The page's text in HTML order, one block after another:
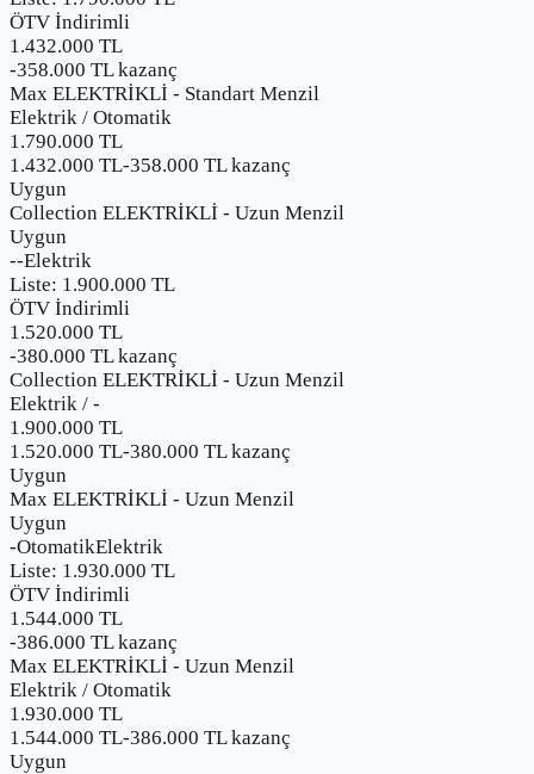
ÖTV İndirimli
1.432.000 TL
-358.000 TL kazanç
Max ELEKTRİKLİ - Standart Menzil
Elektrik / Otomatik
1.790.000 TL
1.432.000 TL-358.000 TL kazanç
Uygun
Collection ELEKTRİKLİ - Uzun Menzil
Uygun
--Elektrik
Liste: 1.900.000 TL
ÖTV İndirimli
1.520.000 TL
-380.000 TL kazanç
Collection ELEKTRİKLİ - Uzun Menzil
Elektrik / -
1.900.000 TL
1.520.000 TL-380.000 TL kazanç
Uygun
Max ELEKTRİKLİ - Uzun Menzil
Uygun
-OtomatikElektrik
Liste: 1.930.000 TL
ÖTV İndirimli
1.544.000 TL
-386.000 TL kazanç
Max ELEKTRİKLİ - Uzun Menzil
Elektrik / Otomatik
1.930.000 TL
1.544.000 TL-386.000 TL kazanç
Uygun